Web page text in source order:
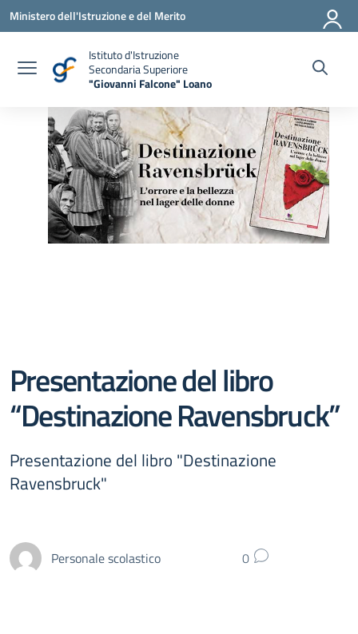
Vai ai contenuti
Vai al menu di navigazione
Vai al footer
Ministero dell'Istruzione e del Merito
Istituto d'Istruzione
Secondaria Superiore
"Giovanni Falcone" Loano
Presentazione del libro
“Destinazione Ravensbruck”
Presentazione del libro "Destinazione
Ravensbruck"
Personale scolastico 0